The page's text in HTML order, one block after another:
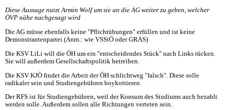
Diese Aussage nutzt Armin Wolf um sie an die AG weiter zu geben, welcher
ÖVP nähe nachgesagt wird
Die AG müsse ebenfalls keine "Pflichtübungen" erfüllen und ist keine
Demonstrantenpartei (Anm.: wie VSStÖ oder GRAS)
Die KSV LiLi will die ÖH um ein "entscheidendes Stück" nach Links rücken.
Sie will außerdem Gesellschaftspolitik betreiben.
Die KSV KJÖ findet die Arbeit der ÖH schlichtweg "falsch". Diese solle
radikaler sein und Studiengebühren boykottieren.
Der RFS ist für Studiengebühren, weil der Konsum des Studiums auch bezahlt
werden solle. Außerdem sollen alle Richtungen verteten sein.